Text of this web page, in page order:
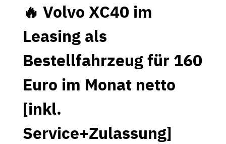
🔥 Volvo XC40 im
Leasing als
Bestellfahrzeug für 160
Euro im Monat netto
[inkl.
Service+Zulassung]